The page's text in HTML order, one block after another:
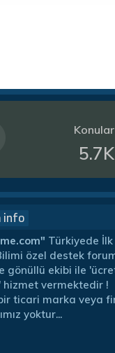
Konular
5.7K
info
Türkiyede İlk
özel destek
gönüllü ekibi ile
hizmet vermektedir !
ticari marka veya
yoktur...